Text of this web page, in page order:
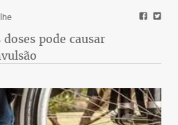
pode causar